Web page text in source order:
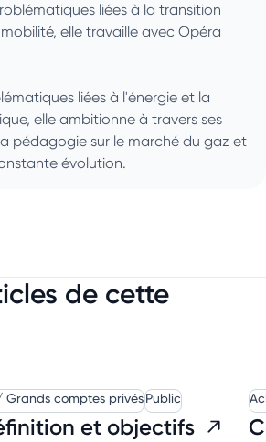
liées à la transition
elle travaille avec Opéra
liées à l'énergie et la
elle ambitionne à travers ses
pédagogie sur le marché du gaz et
évolution.
de cette
comptes privésPublic
et objectifs